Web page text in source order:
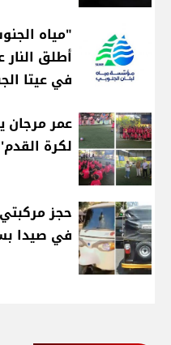
"مياه
أطلق
في عيتا
عمر مرجان
لكرة القدم'
حجز
في صيدا